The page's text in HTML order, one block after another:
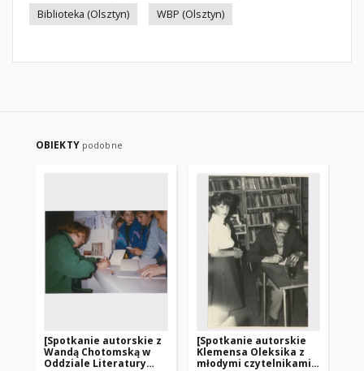
Biblioteka (Olsztyn)
WBP (Olsztyn)
OBIEKTY podobne
[Spotkanie autorskie z
Wandą Chotomską w
Oddziale Literatury
[Spotkanie autorskie
Klemensa Oleksika z
młodymi czytelnikami